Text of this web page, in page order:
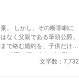
劇に
なく父親である筆頭公爵。
で絡む婚約を、子供だけで
「家の話であれば、私を
一言で、恋に酔った王太
文字数：7,732